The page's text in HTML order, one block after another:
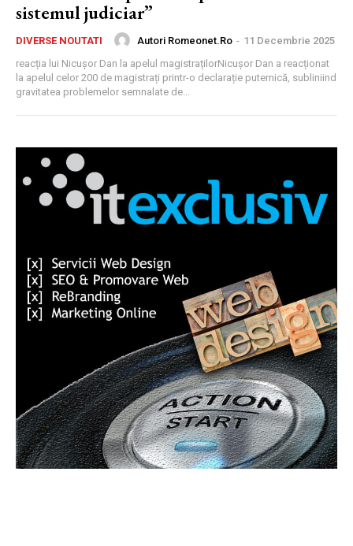
sistemul judiciar”
DIVERSE NOUTATI Autori Romeonet.ro - 11 Decembrie 2025
reacția lui Nicușor Dan la apelul magistrațilorNicușor Dan a reacționat
la apelul celor 200 de magistrați printr-o declarație puternică, subliniind
gravitatea problemelor semnalate de...